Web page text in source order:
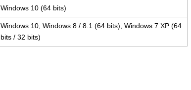
Windows 10 (64 bits)
Windows 10, Windows 8 / 8.1 (64 bits), Windows 7 XP (64
bits / 32 bits)